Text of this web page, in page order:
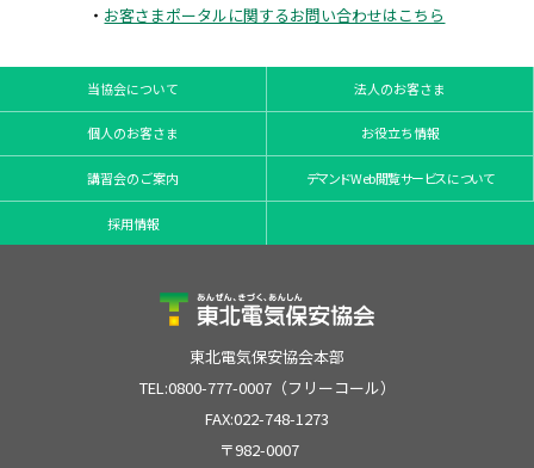
・ お客さまポータルに関するお問い合わせはこちら
当協会について 法人のお客さま
個人のお客さま お役立ち情報
講習会のご案内 デマンドWeb閲覧サービスについて
採用情報
東北電気保安協会本部
TEL:0800-777-0007（フリーコール）
FAX:022-748-1273
〒982-0007